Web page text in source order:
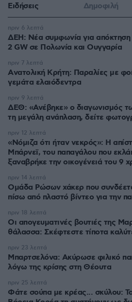
Ειδήσεις Δημοφιλή
ΔΕΗ: Νέα συμφωνία για
2 GW σε Πολωνία και Ουγγαρία
πριν 6 λεπτά
Aνατολική Κρήτη: Παραλίες με
γεμάτα ελαιόδεντρα
πριν 7 λεπτά
ΔΕΘ: «Ανέβηκε» ο διαγωνισμός
τη μεγάλη ανάπλαση, δείτε
πριν 9 λεπτά
«Νόμιζα ότι ήταν νεκρός»: Η
Μπάρνεϊ, του παπαγάλου που
ξαναβρήκε την οικογένειά του 9
πριν 12 λεπτά
Ομάδα Ρώσων χάκερ που
πίσω από πλαστό βίντεο για την
πριν 14 λεπτά
Οι απογευματινές βουτιές της
θάλασσα: Σκέφτεστε τίποτα
πριν 18 λεπτά
Μπαρτσελόνα: Ακύρωσε φιλικό
λόγω της κρίσης στη Θέουτα
πριν 23 λεπτά
Φάτε σούπα με κρέας... σκύλου:
πριν 25 λεπτά